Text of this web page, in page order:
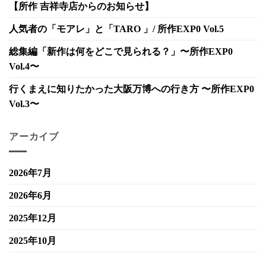
【所作 吉祥寺店からのお知らせ】
人気者の「モアレ」と「TARO 」/ 所作EXP0 Vol.5
総集編「新作は何をどこで見られる？」〜所作EXP0
Vol.4〜
行くまえに知りたかった大阪万博への行き方 〜所作EXP0
Vol.3〜
アーカイブ
2026年7月
2026年6月
2025年12月
2025年10月